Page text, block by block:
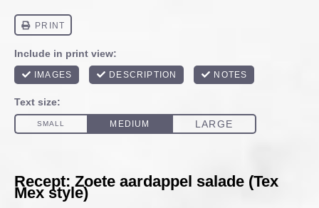
Recept: Zoete aardappel salade (Tex
Mex style)